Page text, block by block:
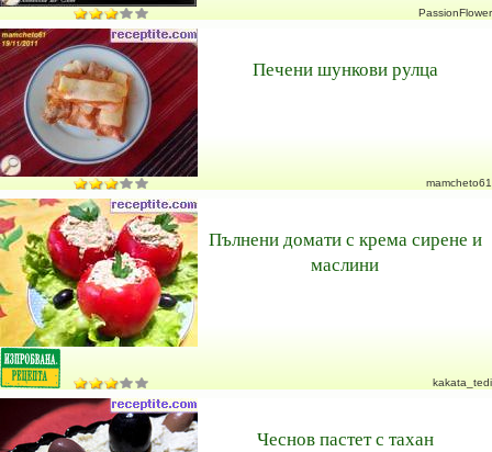
PassionFlower
Печени шункови рулца
mamcheto61
Пълнени домати с крема сирене и
маслини
kakata_tedi
Чеснов пастет с тахан